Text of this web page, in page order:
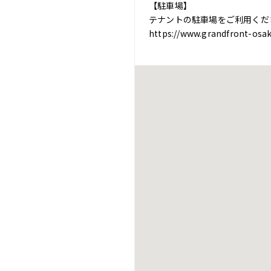
【駐車場】
テナントの駐車場をご利用くだ
https://www.grandfront-